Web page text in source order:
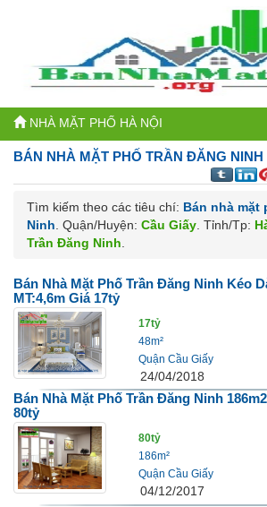
NHÀ MẶT PHỐ HÀ NỘI
BÁN NHÀ MẶT PHỐ TRẦN ĐĂNG
Tìm kiếm theo các tiêu chí: Bán nhà mặt
Ninh . Quận/Huyện: Cầu Giấy . Tỉnh/Tp:
Trần Đăng Ninh
Bán Nhà Mặt Phố Trần Đăng Ninh Kéo
MT:4,6m Giá 17tỷ
17tỷ
48m²
Quận Cầu Giấy
24/04/2018
Bán Nhà Mặt Phố Trần Đăng Ninh
80tỷ
80tỷ
186m²
Quận Cầu Giấy
04/12/2017